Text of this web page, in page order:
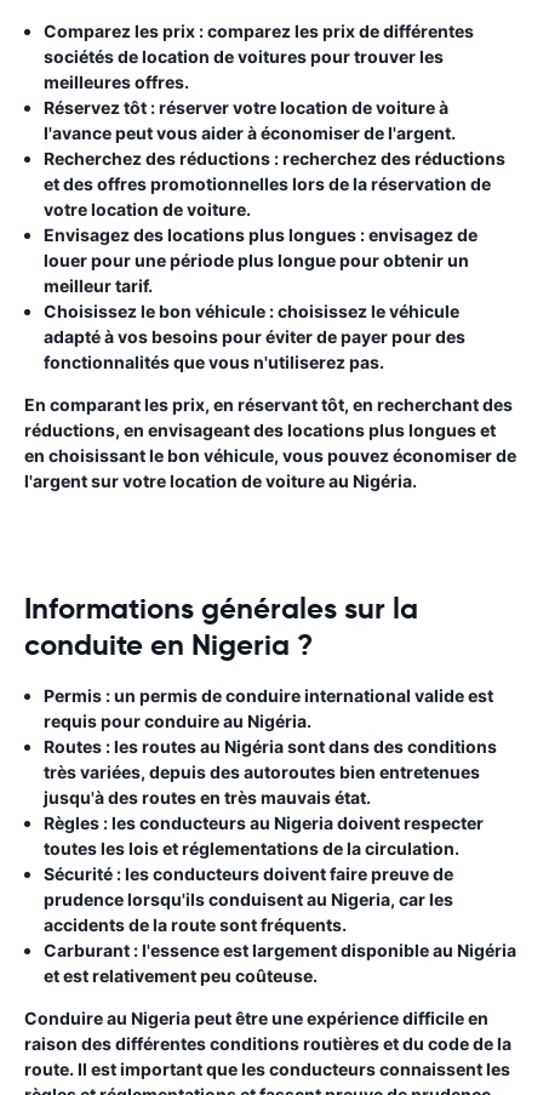
Comparez les prix :comparez les prix de différentes
sociétés de location de voitures pour trouver les
meilleures offres.
Réservez tôt : réserver votre location de voiture à
l'avance peut vous aider à économiser de l'argent.
Recherchez des réductions : recherchez des réductions
et des offres promotionnelles lors de la réservation de
votre location de voiture.
Envisagez des locations plus longues : envisagez de
louer pour une période plus longue pour obtenir un
meilleur tarif.
Choisissez le bon véhicule : choisissez le véhicule
adapté à vos besoins pour éviter de payer pour des
fonctionnalités que vous n'utiliserez pas.
En comparant les prix, en réservant tôt, en recherchant des
réductions, en envisageant des locations plus longues et
en choisissant le bon véhicule, vous pouvez économiser de
l'argent sur votre location de voiture au Nigéria.
Informations générales sur la
conduite en Nigeria ?
Permis : un permis de conduire international valide est
requis pour conduire au Nigéria.
Routes : les routes au Nigéria sont dans des conditions
très variées, depuis des autoroutes bien entretenues
jusqu'à des routes en très mauvais état.
Règles : les conducteurs au Nigeria doivent respecter
toutes les lois et réglementations de la circulation.
Sécurité : les conducteurs doivent faire preuve de
prudence lorsqu'ils conduisent au Nigeria, car les
accidents de la route sont fréquents.
Carburant : l'essence est largement disponible au Nigéria
et est relativement peu coûteuse.
Conduire au Nigeria peut être une expérience difficile en
raison des différentes conditions routières et du code de la
route. Il est important que les conducteurs connaissent les